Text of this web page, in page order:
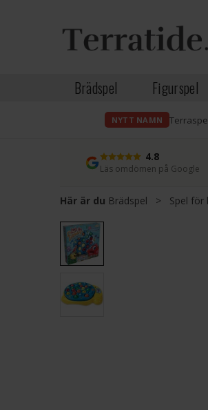
Brädspel Figurspel
NYTT NAMN
4.8
Läs omdömen på Google
Här är du Brädspel > Spel för